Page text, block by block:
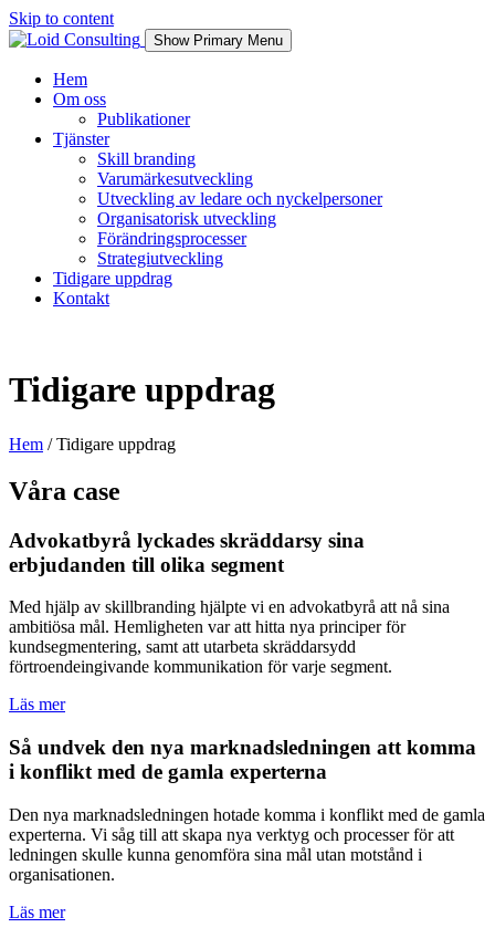
Skip to content
Show Primary Menu
Hem
Om oss
Publikationer
Tjänster
Skill branding
Varumärkesutveckling
Utveckling av ledare och nyckelpersoner
Organisatorisk utveckling
Förändringsprocesser
Strategiutveckling
Tidigare uppdrag
Kontakt
Tidigare uppdrag
Hem / Tidigare uppdrag
Våra case
Advokatbyrå lyckades skräddarsy sina
erbjudanden till olika segment
Med hjälp av skillbranding hjälpte vi en advokatbyrå att nå sina
ambitiösa mål. Hemligheten var att hitta nya principer för
kundsegmentering, samt att utarbeta skräddarsydd
förtroendeingivande kommunikation för varje segment.
Läs mer
Så undvek den nya marknadsledningen att komma
i konflikt med de gamla experterna
Den nya marknadsledningen hotade komma i konflikt med de gamla
experterna. Vi såg till att skapa nya verktyg och processer för att
ledningen skulle kunna genomföra sina mål utan motstånd i
organisationen.
Läs mer